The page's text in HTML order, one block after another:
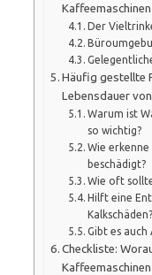
Kaffeemaschinen
Der
Häufig gestellte
Lebensdauer
Warum ist
so wichtig?
Wie erkenne
beschädigt?
Wie oft
Hilft eine
Kalkschäden?
Gibt es
Checkliste: